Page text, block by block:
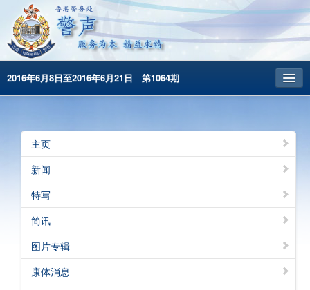
2016年6月8日至2016年6月21日 第1064期
昔日警声
警务处主页
繁體版
English
主页
新闻
特写
简讯
图片专辑
康体消息